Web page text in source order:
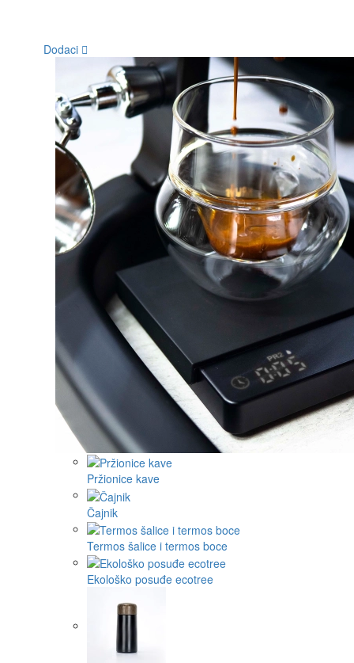
Dodaci
Pržionice kave
Čajnik
Termos šalice i termos boce
Ekološko posuđe ecotree